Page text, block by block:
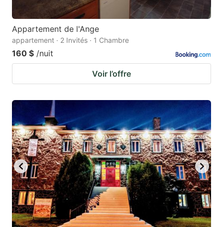
Appartement de l'Ange
appartement · 2 Invités · 1 Chambre
160 $ /nuit
Voir l’offre